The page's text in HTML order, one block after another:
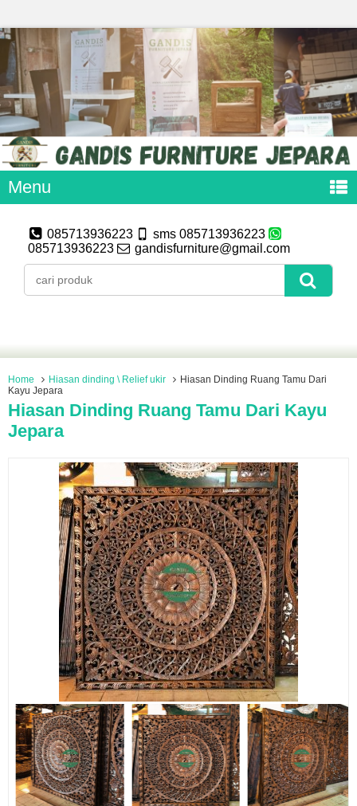
Menu
085713936223
sms 085713936223
085713936223
gandisfurniture@gmail.com
Home Hiasan dinding \ Relief ukir
Hiasan Dinding Ruang Tamu Dari
Kayu Jepara
Hiasan Dinding Ruang Tamu Dari Kayu
Jepara